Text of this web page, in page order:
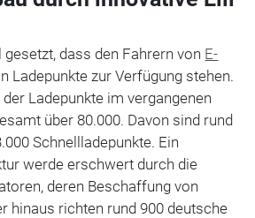
dass den Fahrern von E-
Ladepunkte zur Verfügung stehen.
Ladepunkte im vergangenen
über 80.000. Davon sind rund
Schnellladepunkte. Ein
werde erschwert durch die
deren Beschaffung von
hinaus richten rund 900 deutsche